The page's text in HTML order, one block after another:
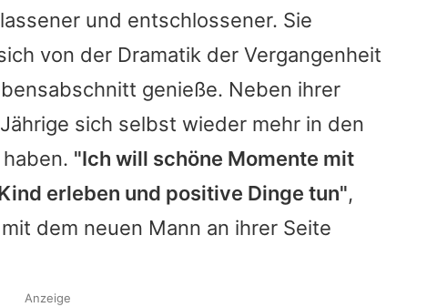
und entschlossener. Sie
von der Dramatik der Vergangenheit
genieße. Neben ihrer
sich selbst wieder mehr in den
"Ich will schöne Momente mit
erleben und positive Dinge tun",
dem neuen Mann an ihrer Seite
Anzeige